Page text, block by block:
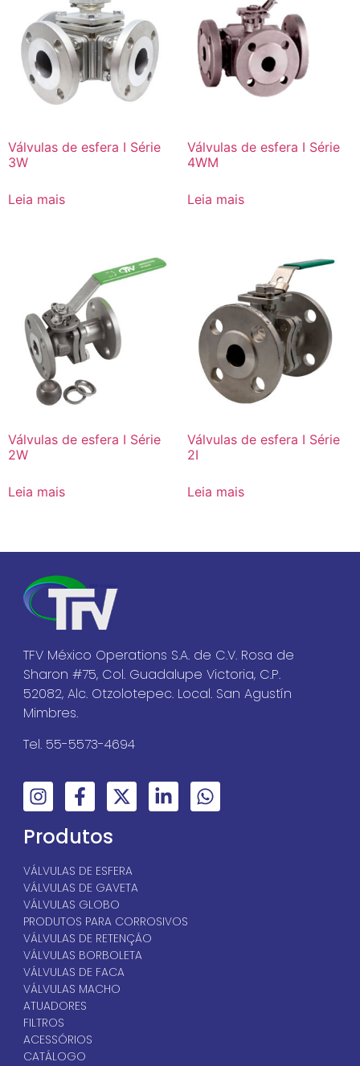
Válvulas de esfera I Série
3W
Leia mais
Válvulas de esfera I Série
4WM
Leia mais
Válvulas de esfera I Série
2W
Leia mais
Válvulas de esfera I Série
2I
Leia mais
TFV México Operations S.A. de C.V. Rosa de
Sharon #75, Col. Guadalupe Victoria, C.P.
52082, Alc. Otzolotepec. Local. San Agustín
Mimbres.
Tel. 55-5573-4694
Produtos
VÁLVULAS DE ESFERA
VÁLVULAS DE GAVETA
VÁLVULAS GLOBO
PRODUTOS PARA CORROSIVOS
VÁLVULAS DE RETENÇÃO
VÁLVULAS BORBOLETA
VÁLVULAS DE FACA
VÁLVULAS MACHO
ATUADORES
FILTROS
ACESSÓRIOS
CATÁLOGO